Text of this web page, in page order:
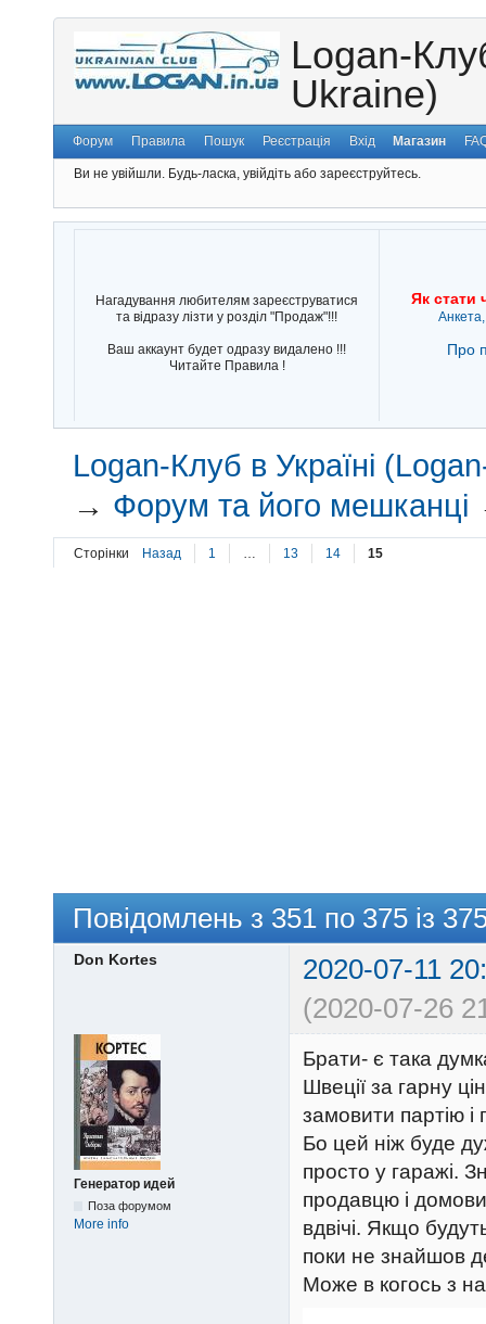
Logan-
Ukraine)
Форум Правила Пошук Реєстрація Вхід Магазин
Ви не увійшли. Будь-ласка, увійдіть або зареєструйтесь.
Нагадування любителям зареєструватися
та відразу лізти у розділ "Продаж"!!!
Ваш аккаунт будет одразу видалено !!!
Читайте Правила !
Як стати
Про
Logan-Клуб в Україні
→ Форум та його мешканці
Сторінки Назад 1 13 14 15
Повідомлень з 351 по 375 із
Don Kortes
2020-07-11
(2020-07-26
Генератор идей
Поза форумом
More info
Брати- є така
Швеції за гарну
замовити партію
Бо цей ніж буде
просто у гаражі.
продавцю і
вдвічі. Якщо
поки не знайшов
Може в когось з